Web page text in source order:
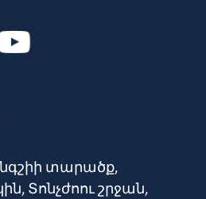
տարածք,
Տոնչժոու շրջան,